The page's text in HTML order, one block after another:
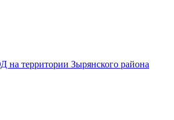
на территории Зырянского района